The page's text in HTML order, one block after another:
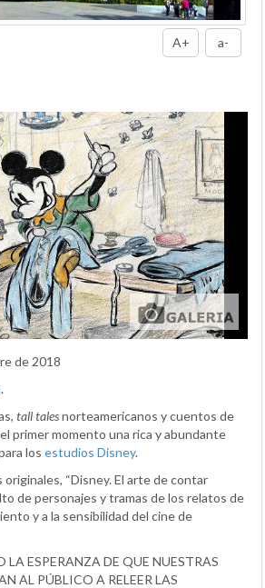
A+ a-
de 2018
.
tall talesnorteamericanos y cuentos de
primer momento una rica y abundante
los estudios Disney.
“Disney. El arte de contar
de personajes y tramas de los relatos de
y a la sensibilidad del cine de
LA ESPERANZA DE QUE NUESTRAS
AL PÚBLICO A RELEER LAS